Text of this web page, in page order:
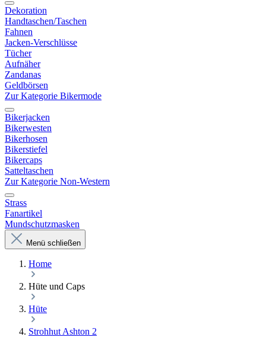
Dekoration
Handtaschen/Taschen
Fahnen
Jacken-Verschlüsse
Tücher
Aufnäher
Zandanas
Geldbörsen
Zur Kategorie Bikermode
Bikerjacken
Bikerwesten
Bikerhosen
Bikerstiefel
Bikercaps
Satteltaschen
Zur Kategorie Non-Western
Strass
Fanartikel
Mundschutzmasken
Menü schließen
Home
Hüte und Caps
Hüte
Strohhut Ashton 2